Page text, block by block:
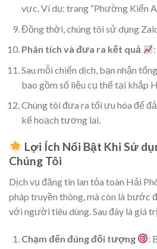
vực. Ví dụ: trang “Phường Kiến
Đồng thời, chúng tôi sử dụng
Phân tích và đưa ra kết quả
:
Sau mỗi chiến dịch, bạn nhận
bao gồm số liệu cụ thể tại khắp
Chúng tôi đưa ra tối ưu hóa để
kế hoạch tương lai.
Lợi Ích Nổi Bật Khi Sử
Chúng Tôi
Dịch vụ đăng tin lan tỏa toàn Hải
pháp truyền thông, mà còn là bước
với người tiêu dùng. Sau đây là giá
Chạm đến đúng đối tượng
: